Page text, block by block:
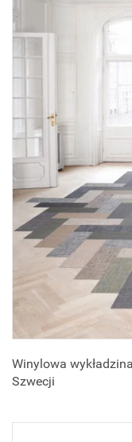
Winylowa
Szwecji